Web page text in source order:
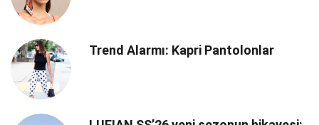
Trend Alarmı: Kapri Pantolonlar